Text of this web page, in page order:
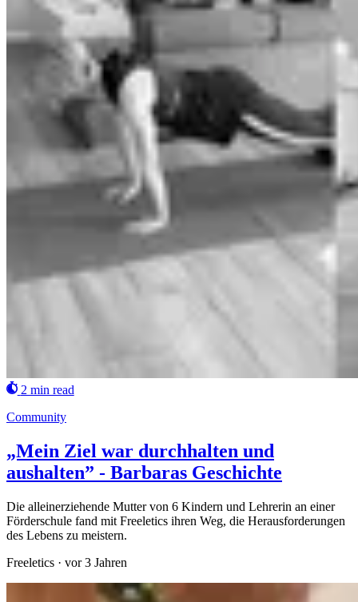
2 min read
Community
„Mein Ziel war durchhalten und
aushalten” - Barbaras Geschichte
Die alleinerziehende Mutter von 6 Kindern und Lehrerin an einer
Förderschule fand mit Freeletics ihren Weg, die Herausforderungen
des Lebens zu meistern.
Freeletics · vor 3 Jahren